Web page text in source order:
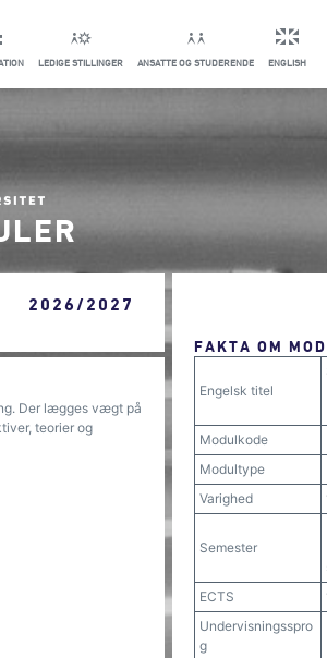
LEDIGE STILLINGER ANSATTE OG STUDERENDE ENGLISH
2026/2027
Der lægges vægt på
teorier og
FAKTA OM
Engelsk titel
Modulkode
Modultype
Varighed
Semester
ECTS
Undervisningsspro
g